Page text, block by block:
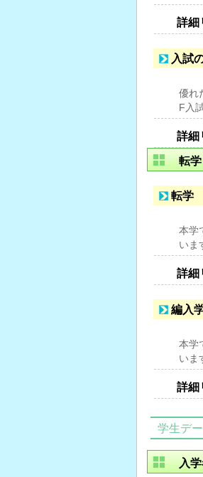
詳細
入試
優れ
F入
詳細
転
転学
本学
いま
詳細
編入
本学
いま
詳細
学生デ
入